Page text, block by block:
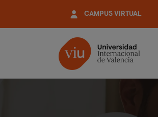
contenido
CAMPUS VIRTUAL